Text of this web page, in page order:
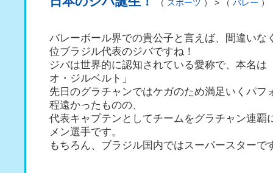
（ スポーツ ） > （ バレー ）
バレーボール界での貴公子と言えば、間違いな
位ブラジル代表のジバですね！
ジバは世界的に認知されている愛称で、本名は
オ・ジルベルト」
先日のグラチャンではケガのため満足いくパフ
程遠かったものの、
代表キャプテンとしてチームをグラチャン連覇
メン選手です。
もちろん、ブラジル国内ではスーパースターで